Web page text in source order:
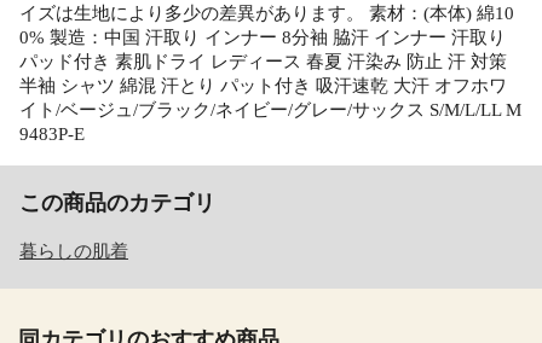
イズは生地により多少の差異があります。 素材：(本体) 綿10
0% 製造：中国 汗取り インナー 8分袖 脇汗 インナー 汗取り
パッド付き 素肌ドライ レディース 春夏 汗染み 防止 汗 対策
半袖 シャツ 綿混 汗とり パット付き 吸汗速乾 大汗 オフホワ
イト/ベージュ/ブラック/ネイビー/グレー/サックス S/M/L/LL M
9483P-E
この商品のカテゴリ
暮らしの肌着